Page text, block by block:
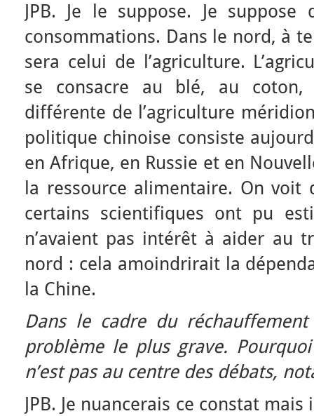
JPB. Je le suppose. Je suppose
consommations. Dans le nord, à
sera celui de l’agriculture.
se consacre au blé, au
différente de l’agriculture
politique chinoise consiste
en Afrique, en Russie et en
la ressource alimentaire. On voit
certains scientifiques ont pu
n’avaient pas intérêt à aider au
nord : cela amoindrirait la
la Chine.
Dans le cadre du
problème le plus grave.
n’est pas au centre des débats,
JPB. Je nuancerais ce constat